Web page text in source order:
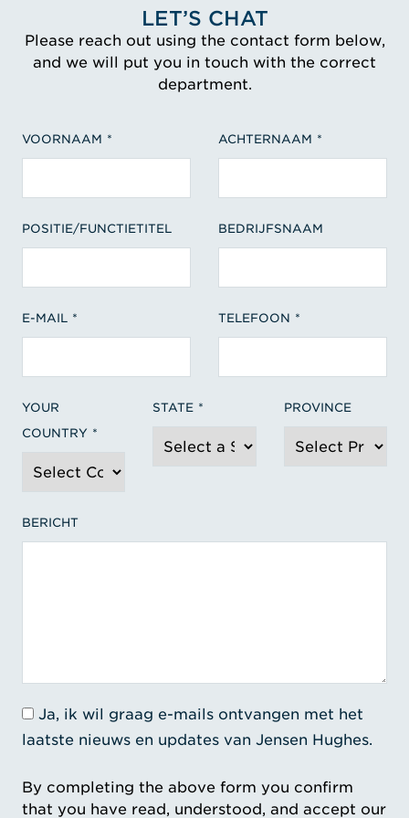
LET’S CHAT
Please reach out using the contact form below,
and we will put you in touch with the correct
department.
VOORNAAM ACHTERNAAM
POSITIE/FUNCTIETITEL BEDRIJFSNAAM
E-MAIL TELEFOON
YOUR
COUNTRY
STATE PROVINCE
BERICHT
Ja, ik wil graag e-mails ontvangen met het
laatste nieuws en updates van Jensen Hughes.
By completing the above form you confirm
that you have read, understood, and accept our